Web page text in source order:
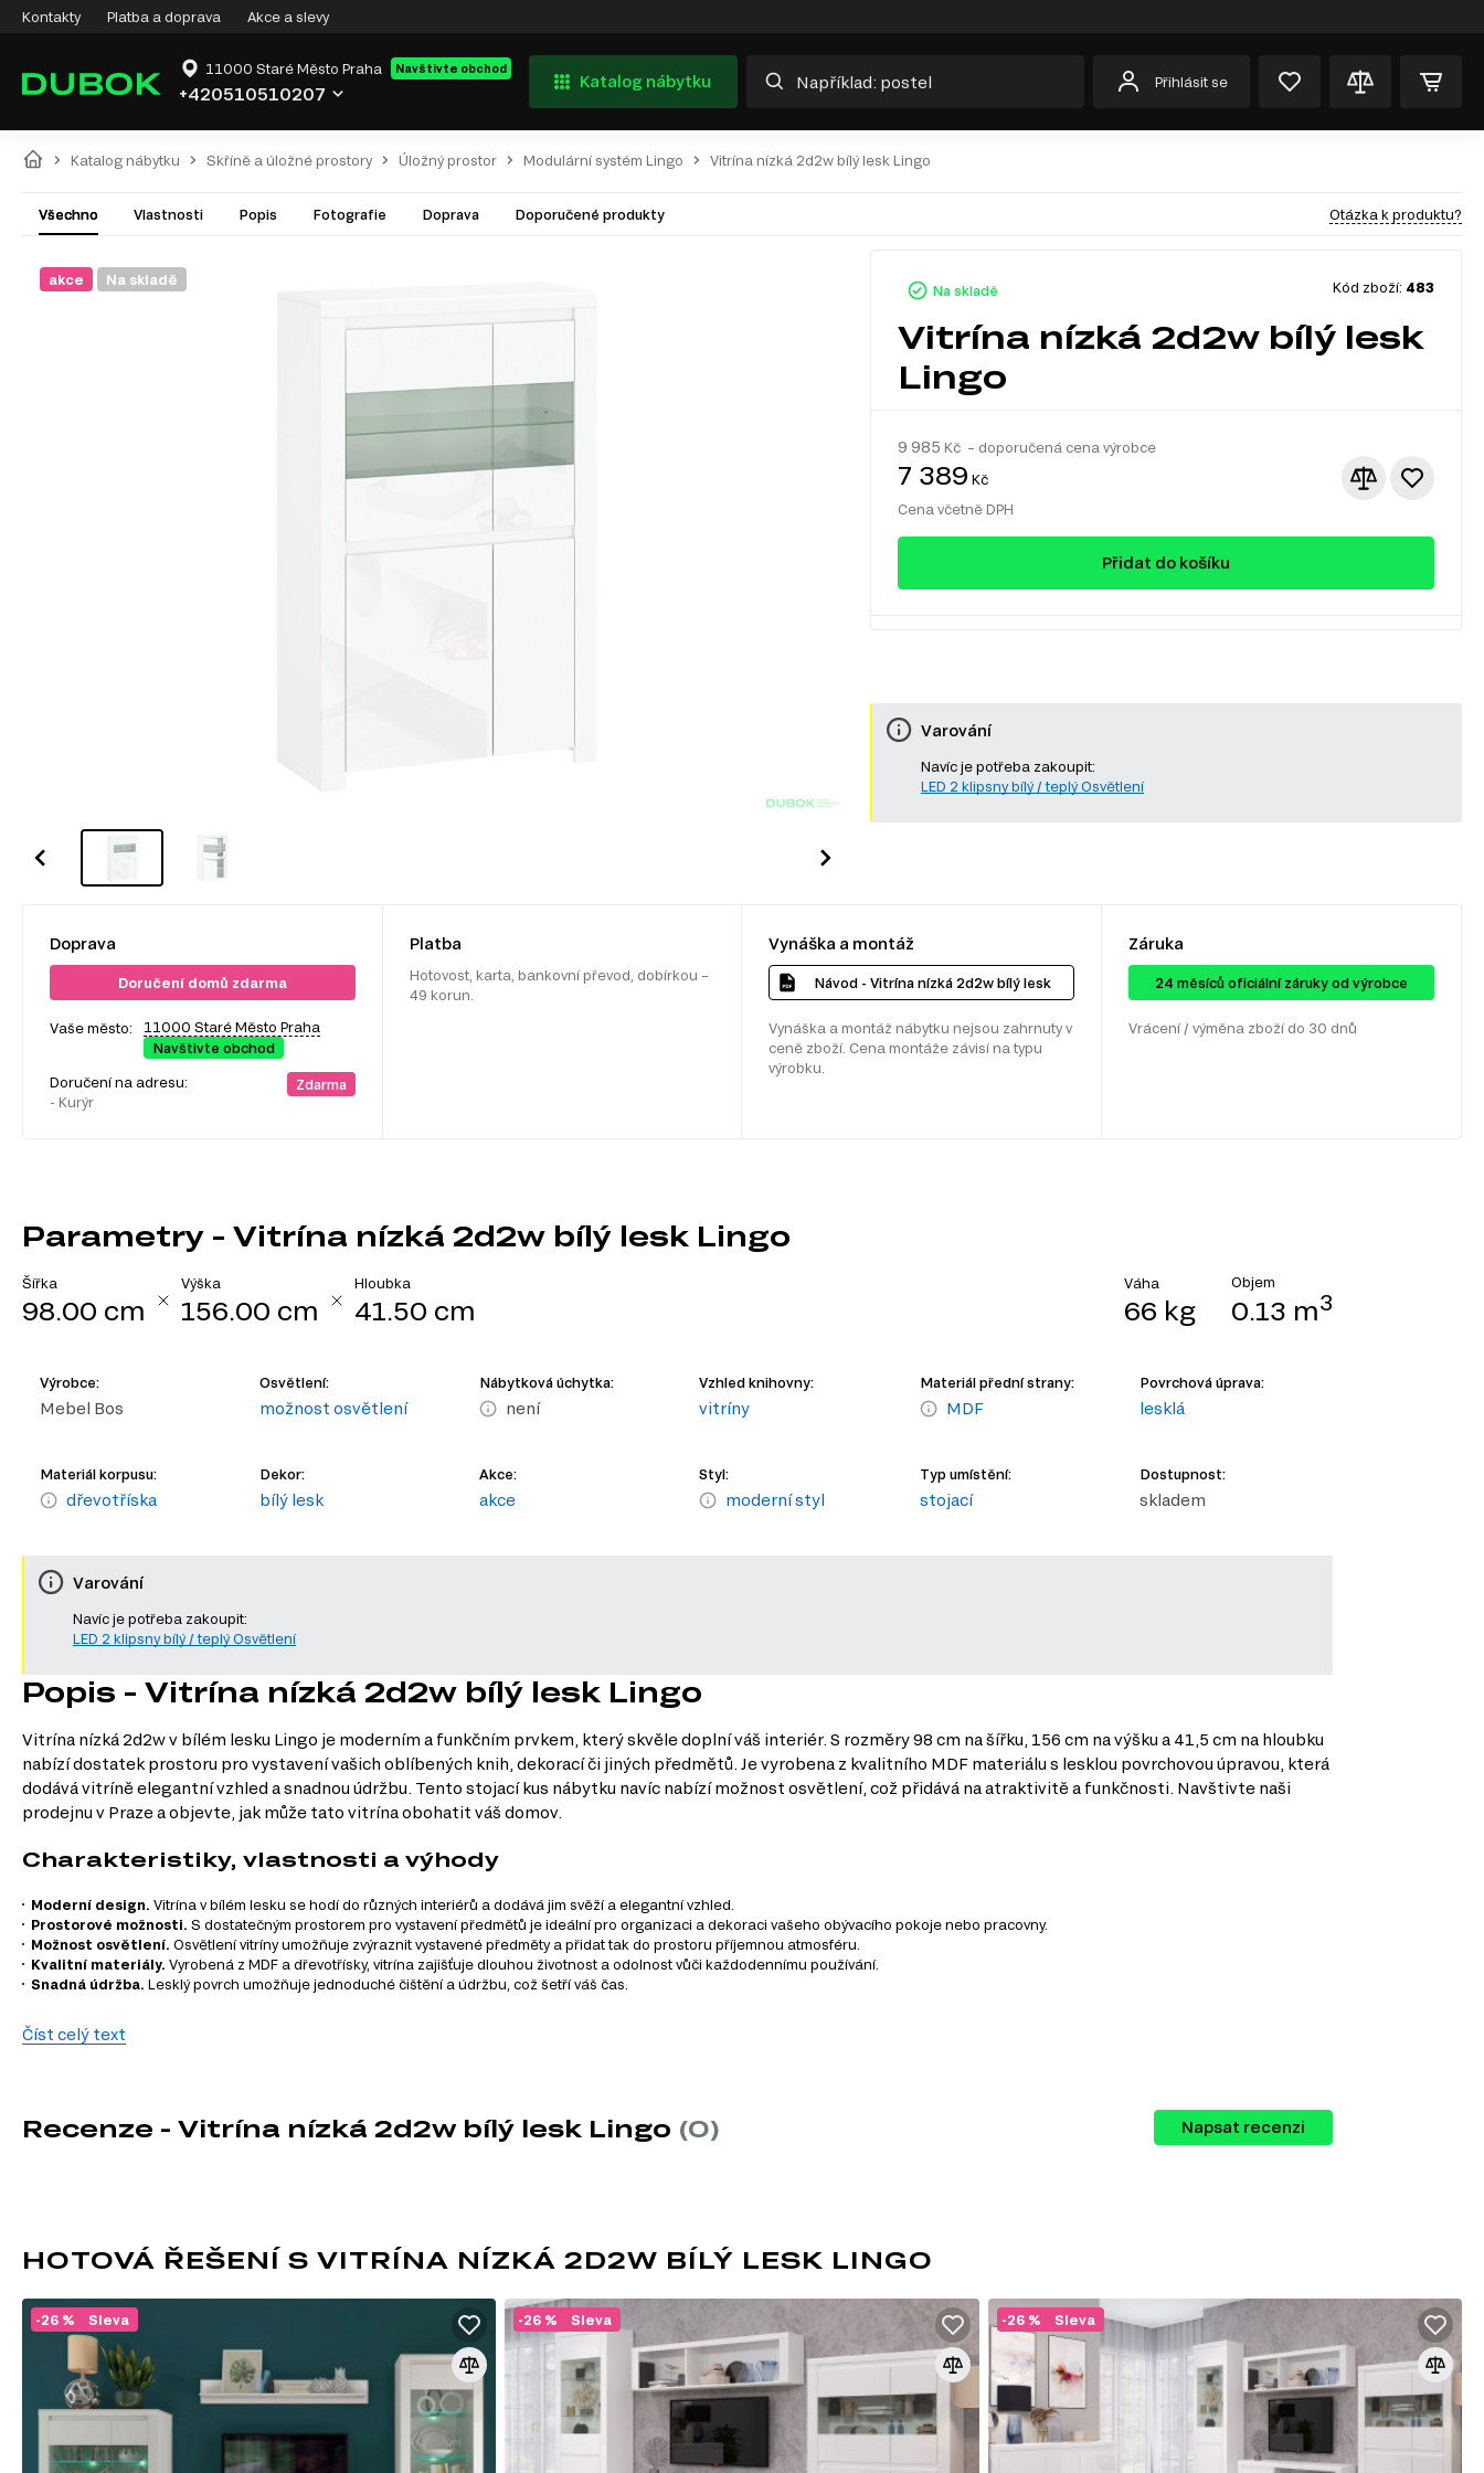
Kontakty Platba a doprava Akce a slevy
11000 Staré Město Praha Navštivte obchod
+420510510207
Katalog nábytku Přihlásit se
Katalog nábytku Skříně a úložné prostory Úložný prostor Modulární systém Lingo Vitrína nízká 2d2w bílý lesk Lingo
Všechno Vlastnosti Popis Fotografie Doprava Doporučené produkty Otázka k produktu?
akce Na skladě
Na skladě Kód zboží: 483
Vitrína nízká 2d2w bílý lesk
Lingo
9 985 Kč – doporučená cena výrobce
7 389 Kč
Cena včetně DPH
Přidat do košíku
Varování
Navíc je potřeba zakoupit:
LED 2 klipsny bílý / teplý Osvětlení
Doprava
Doručení domů zdarma
Vaše město:
11000 Staré Město Praha
Navštivte obchod
Doručení na adresu:
- Kurýr
Zdarma
Platba
Hotovost, karta, bankovní převod, dobírkou –
49 korun.
Vynáška a montáž
Návod - Vitrína nízká 2d2w bílý lesk
Vynáška a montáž nábytku nejsou zahrnuty v
ceně zboží. Cena montáže závisí na typu
výrobku.
Záruka
24 ​​​​měsíců oficiální záruky od výrobce
Vrácení / výměna zboží do 30 dnů
Parametry - Vitrína nízká 2d2w bílý lesk Lingo
Šířka
98.00 cm
Výška
156.00 cm
Hloubka
41.50 cm
Váha
66 kg
Objem
0.13 m3
Výrobce:
Mebel Bos
Osvětlení:
možnost osvětlení
Nábytková úchytka:
není
Vzhled knihovny:
vitríny
Materiál přední strany:
MDF
Povrchová úprava:
lesklá
Materiál korpusu:
dřevotříska
Dekor:
bílý lesk
Akce:
akce
Styl:
moderní styl
Typ umístění:
stojací
Dostupnost:
skladem
Varování
Navíc je potřeba zakoupit:
LED 2 klipsny bílý / teplý Osvětlení
Popis - Vitrína nízká 2d2w bílý lesk Lingo
Vitrína nízká 2d2w v bílém lesku Lingo je moderním a funkčním prvkem, který skvěle doplní váš interiér. S rozměry 98 cm na šířku, 156 cm na výšku a 41,5 cm na hloubku
nabízí dostatek prostoru pro vystavení vašich oblíbených knih, dekorací či jiných předmětů. Je vyrobena z kvalitního MDF materiálu s lesklou povrchovou úpravou, která
dodává vitríně elegantní vzhled a snadnou údržbu. Tento stojací kus nábytku navíc nabízí možnost osvětlení, což přidává na atraktivitě a funkčnosti. Navštivte naši
prodejnu v Praze a objevte, jak může tato vitrína obohatit váš domov.
Charakteristiky, vlastnosti a výhody
Moderní design. Vitrína v bílém lesku se hodí do různých interiérů a dodává jim svěží a elegantní vzhled.
Prostorové možnosti. S dostatečným prostorem pro vystavení předmětů je ideální pro organizaci a dekoraci vašeho obývacího pokoje nebo pracovny.
Možnost osvětlení. Osvětlení vitríny umožňuje zvýraznit vystavené předměty a přidat tak do prostoru příjemnou atmosféru.
Kvalitní materiály. Vyrobená z MDF a dřevotřísky, vitrína zajišťuje dlouhou životnost a odolnost vůči každodennímu používání.
Snadná údržba. Lesklý povrch umožňuje jednoduché čištění a údržbu, což šetří váš čas.
Informace o sérii nábytku
TV stolky
Úložný prostor
Nástěnné police a skříňky
Kancelářské stoly
MDF
MDF je jedním z nejoblíbenějších materiálů v nábytkářském průmyslu. Vyrábí se z
dřevěných vláken lisováním pod vysokým tlakem a teplotou za přidání speciálních
pryskyřic. Díky svým vlastnostem se MDF používá k výrobě korpusového nábytku,
dvířek, dekorativních panelů a dalších interiérových prvků.
Číst celý text
Recenze - Vitrína nízká 2d2w bílý lesk Lingo (0) Napsat recenzi
HOTOVÁ ŘEŠENÍ S VITRÍNA NÍZKÁ 2D2W BÍLÝ LESK LINGO
Sleva
-26 % Sleva
-26 % Sleva
-26 %